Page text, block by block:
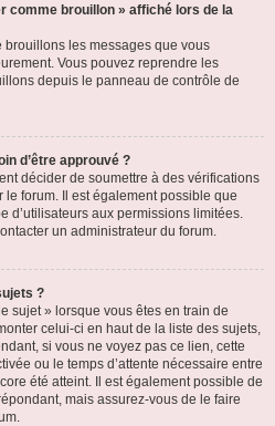
comme brouillon » affiché lors de la
brouillons les messages que vous
Vous pouvez reprendre les
depuis le panneau de contrôle de
d’être approuvé ?
décider de soumettre à des vérifications
le forum. Il est également possible que
d’utilisateurs aux permissions limitées.
un administrateur du forum.
?
sujet » lorsque vous êtes en train de
celui-ci en haut de la liste des sujets,
si vous ne voyez pas ce lien, cette
ou le temps d’attente nécessaire entre
été atteint. Il est également possible de
mais assurez-vous de le faire